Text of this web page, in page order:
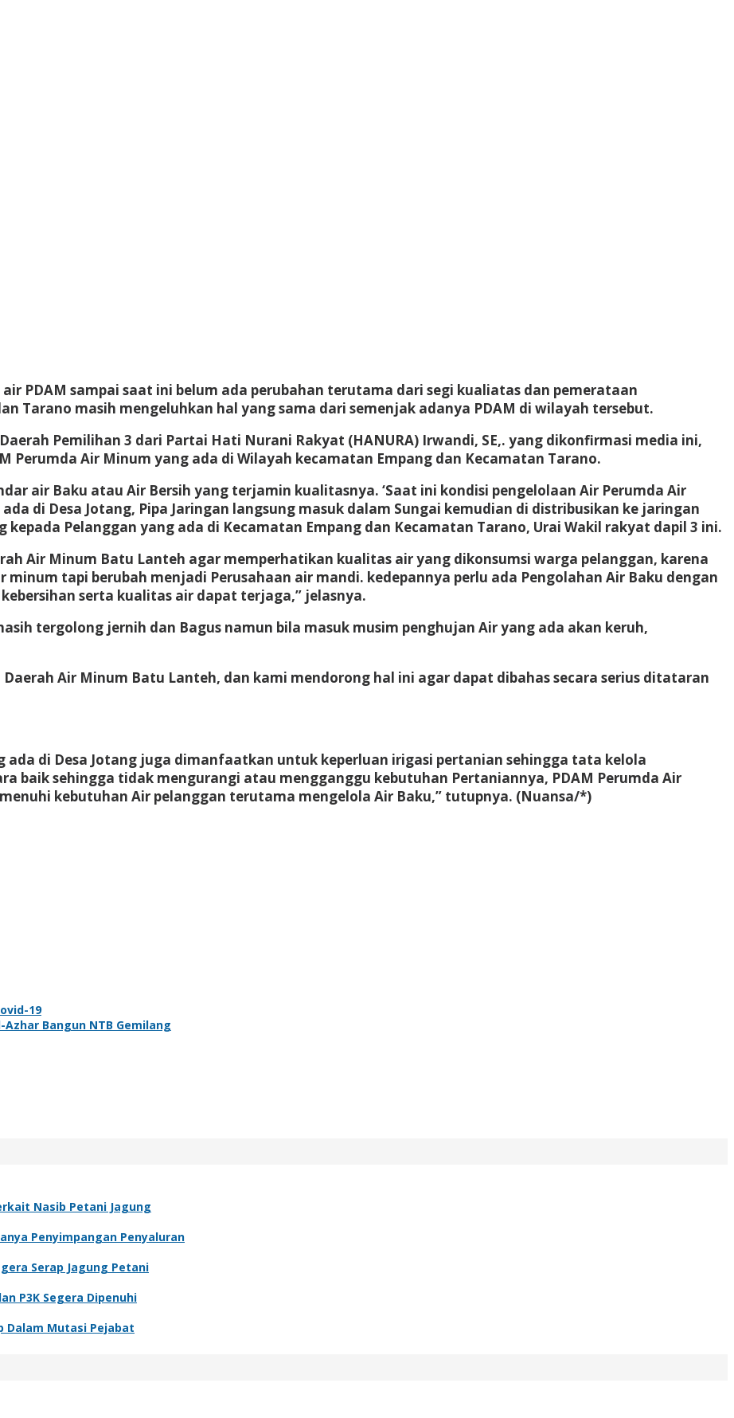
PDAM sampai saat ini belum ada perubahan terutama dari segi kualiatas dan pemerataan
Tarano masih mengeluhkan hal yang sama dari semenjak adanya PDAM di wilayah tersebut.
Pemilihan 3 dari Partai Hati Nurani Rakyat (HANURA) Irwandi, SE,. yang dikonfirmasi media ini,
Perumda Air Minum yang ada di Wilayah kecamatan Empang dan Kecamatan Tarano.
air Baku atau Air Bersih yang terjamin kualitasnya. ‘Saat ini kondisi pengelolaan Air Perumda Air
di Desa Jotang, Pipa Jaringan langsung masuk dalam Sungai kemudian di distribusikan ke jaringan
Pelanggan yang ada di Kecamatan Empang dan Kecamatan Tarano, Urai Wakil rakyat dapil 3 ini.
Air Minum Batu Lanteh agar memperhatikan kualitas air yang dikonsumsi warga pelanggan, karena
tapi berubah menjadi Perusahaan air mandi. kedepannya perlu ada Pengolahan Air Baku dengan
serta kualitas air dapat terjaga,” jelasnya.
tergolong jernih dan Bagus namun bila masuk musim penghujan Air yang ada akan keruh,
Air Minum Batu Lanteh, dan kami mendorong hal ini agar dapat dibahas secara serius ditataran
ada di Desa Jotang juga dimanfaatkan untuk keperluan irigasi pertanian sehingga tata kelola
baik sehingga tidak mengurangi atau mengganggu kebutuhan Pertaniannya, PDAM Perumda Air
kebutuhan Air pelanggan terutama mengelola Air Baku,” tutupnya. (Nuansa/*)
19
Bangun NTB Gemilang
Nasib Petani Jagung
Penyimpangan Penyaluran
Serap Jagung Petani
P3K Segera Dipenuhi
Dalam Mutasi Pejabat